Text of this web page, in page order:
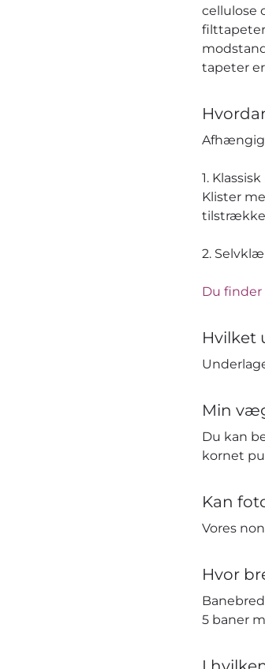
cellulose
tapeter
Afhængig
1.
Klister
2.
Du
Hvilket
Min
Du kan
kornet
Kan
Vores
Hvor
5 baner